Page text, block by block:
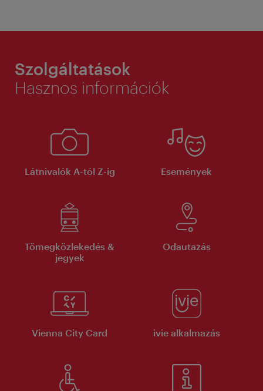
Szolgáltatások
Hasznos információk
Látnivalók A-tól Z-ig Események
Tömegközlekedés &
jegyek
Odautazás
Vienna City Card ivie alkalmazás